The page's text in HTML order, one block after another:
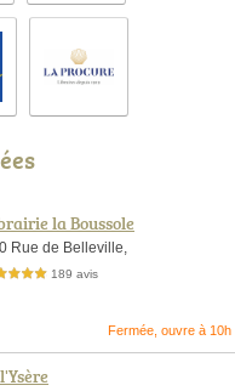
la Boussole
Rue de Belleville,
sur 5 189 avis
Fermée, ouvre à 10h